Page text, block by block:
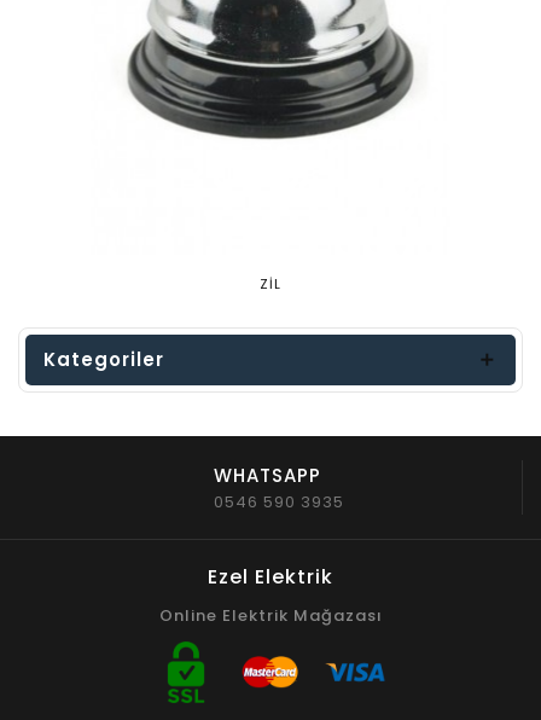
ZİL
Kategoriler
WHATSAPP
0546 590 3935
Ezel Elektrik
Online Elektrik Mağazası